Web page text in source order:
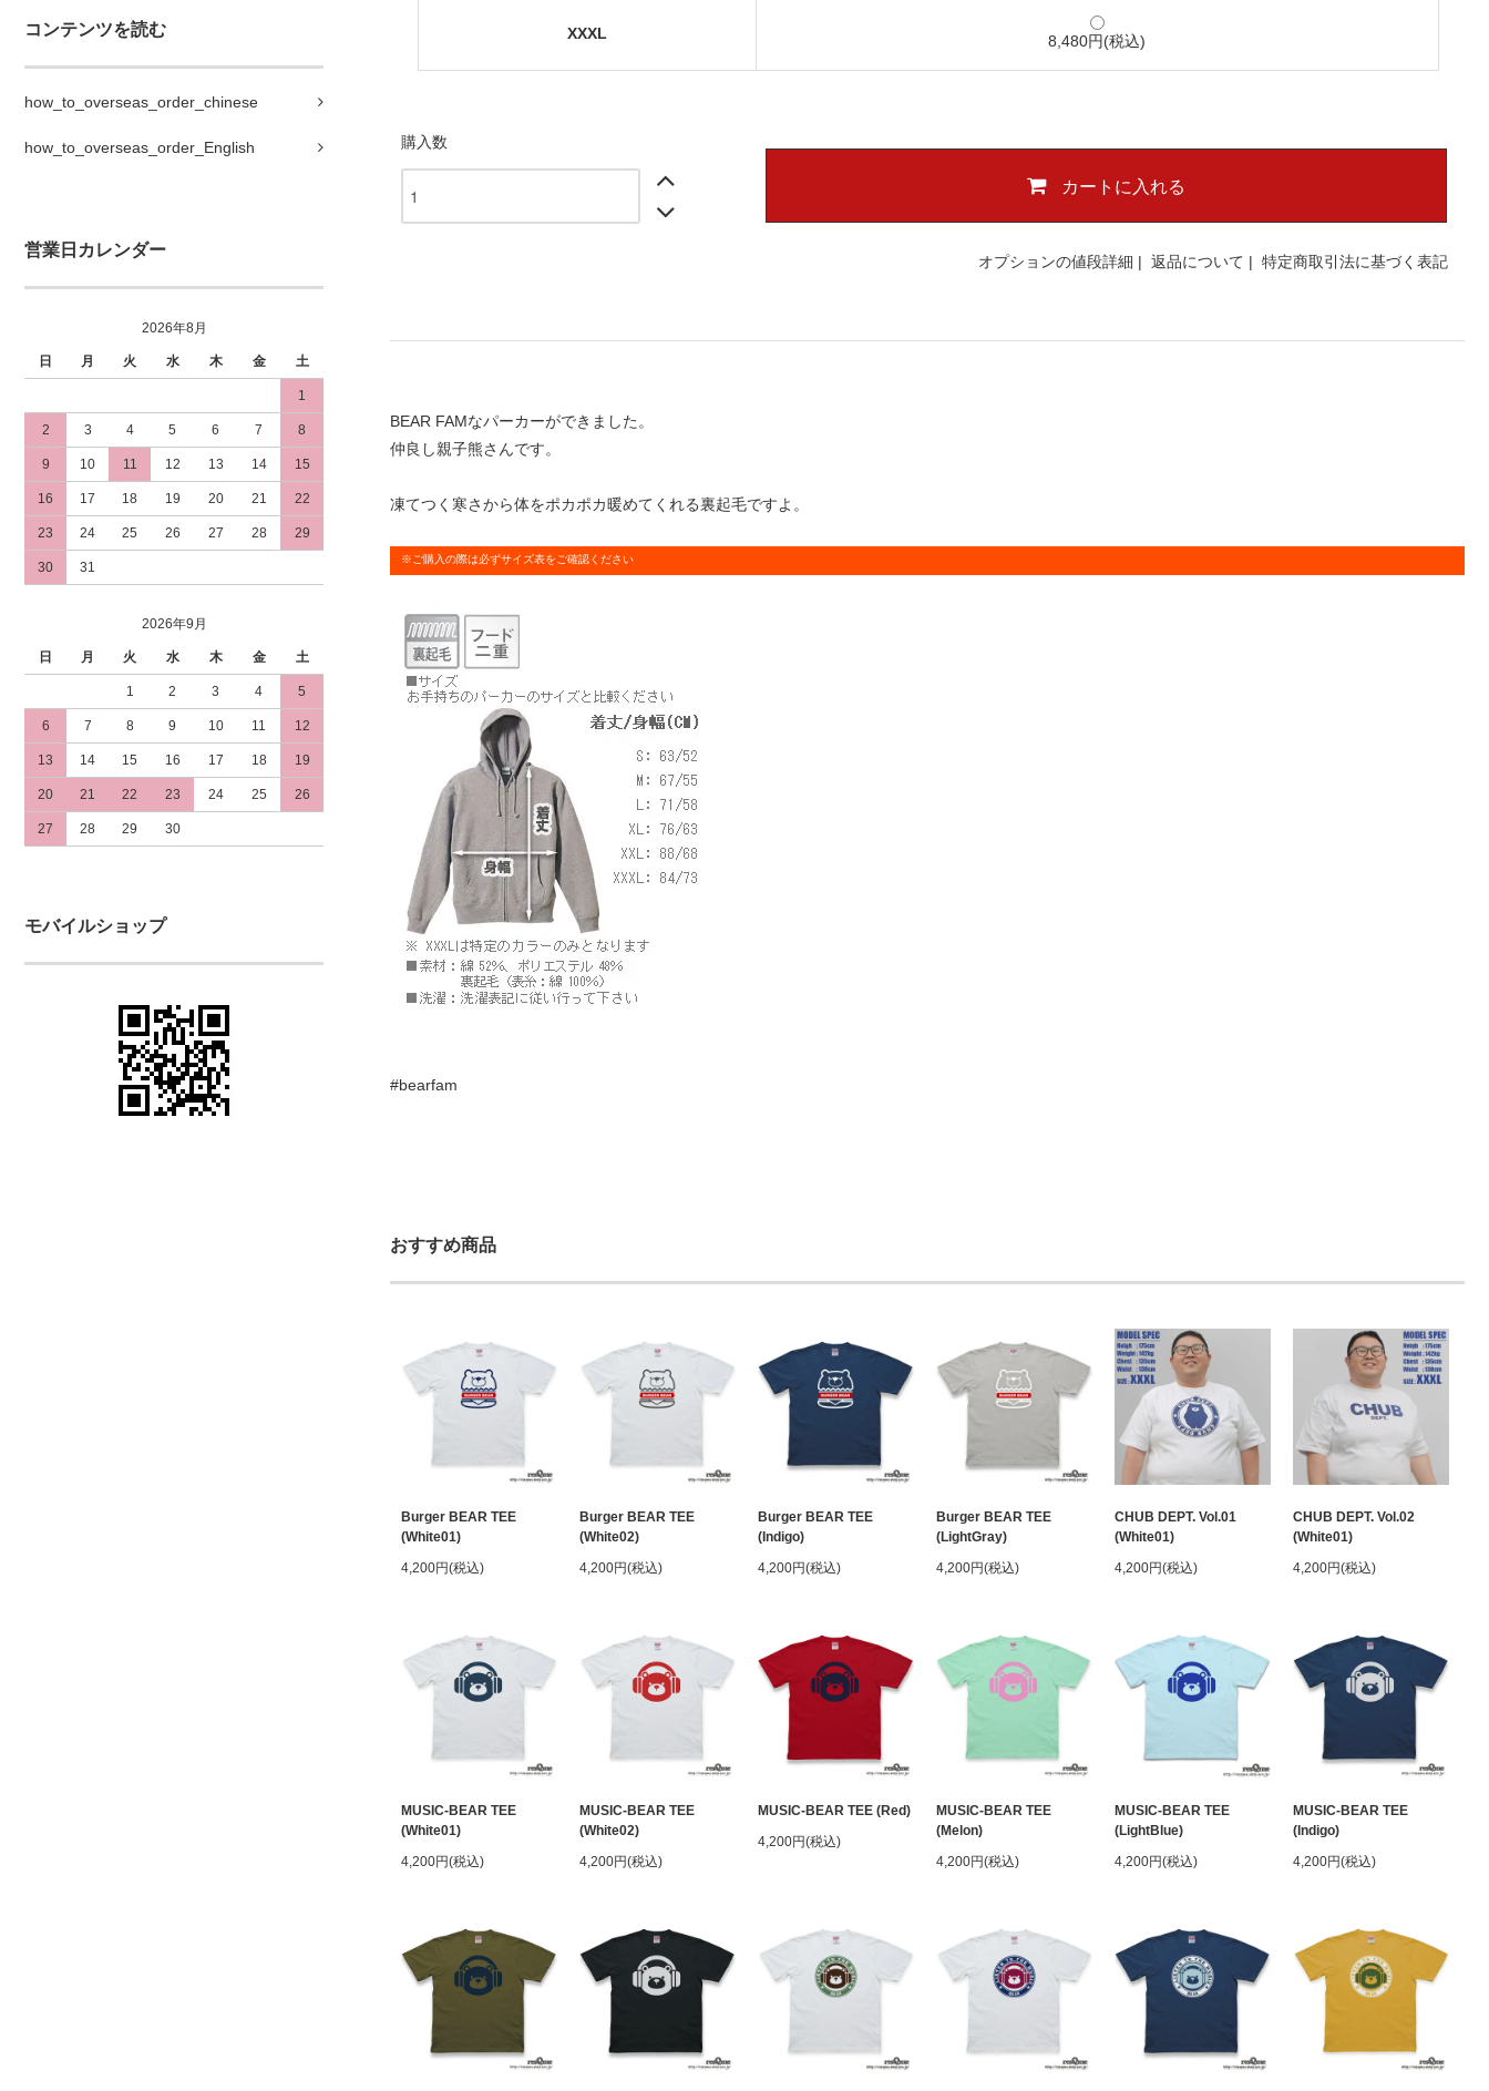
コンテンツを読む
how_to_overseas_order_chinese
how_to_overseas_order_English
営業日カレンダー
2026年8月
日 月 火 水 木 金 土
1
2 3 4 5 6 7 8
9 10 11 12 13 14 15
16 17 18 19 20 21 22
23 24 25 26 27 28 29
30 31
2026年9月
日 月 火 水 木 金 土
1 2 3 4 5
6 7 8 9 10 11 12
13 14 15 16 17 18 19
20 21 22 23 24 25 26
27 28 29 30
モバイルショップ
XXXL 8,480円(税込)
購入数
カートに入れる
オプションの値段詳細 | 返品について | 特定商取引法に基づく表記
BEAR FAMなパーカーができました。
仲良し親子熊さんです。
凍てつく寒さから体をポカポカ暖めてくれる裏起毛ですよ。
※ご購入の際は必ずサイズ表をご確認ください
#bearfam
おすすめ商品
Burger BEAR TEE
(White01)
4,200円(税込)
Burger BEAR TEE
(White02)
4,200円(税込)
Burger BEAR TEE
(Indigo)
4,200円(税込)
Burger BEAR TEE
(LightGray)
4,200円(税込)
CHUB DEPT. Vol.01
(White01)
4,200円(税込)
CHUB DEPT. Vol.02
(White01)
4,200円(税込)
MUSIC-BEAR TEE
(White01)
4,200円(税込)
MUSIC-BEAR TEE
(White02)
4,200円(税込)
MUSIC-BEAR TEE (Red)
4,200円(税込)
MUSIC-BEAR TEE
(Melon)
4,200円(税込)
MUSIC-BEAR TEE
(LightBlue)
4,200円(税込)
MUSIC-BEAR TEE
(Indigo)
4,200円(税込)